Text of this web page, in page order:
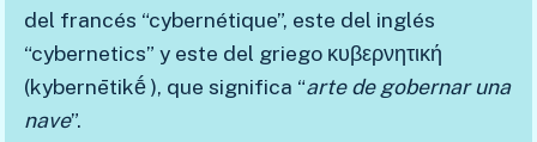
del francés “cybernétique”, este del inglés
“cybernetics” y este del griego κυβερνητική
(kybernētikḗ ), que significa “arte de gobernar una
nave”.